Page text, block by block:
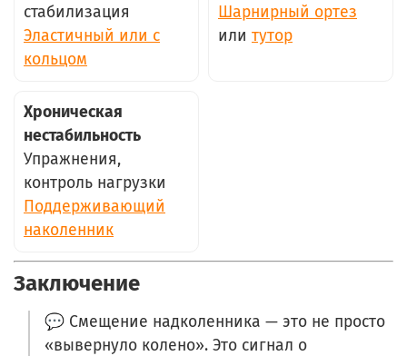
стабилизация
Эластичный или с
кольцом
Шарнирный ортез
или тутор
Хроническая
нестабильность
Упражнения,
контроль нагрузки
Поддерживающий
наколенник
Заключение
💬 Смещение надколенника — это не просто
«вывернуло колено». Это сигнал о